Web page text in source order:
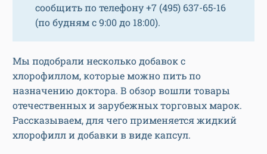
сообщить по телефону +7 (495) 637-65-16
(по будням с 9:00 до 18:00).
Мы подобрали несколько добавок с
хлорофиллом, которые можно пить по
назначению доктора. В обзор вошли товары
отечественных и зарубежных торговых марок.
Рассказываем, для чего применяется жидкий
хлорофилл и добавки в виде капсул.